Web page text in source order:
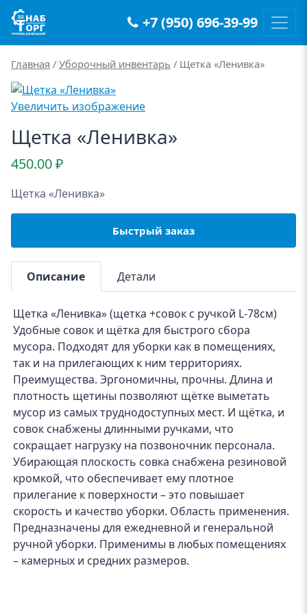
Main Navigation +7 (950) 696-39-99
Главная / Уборочный инвентарь / Щетка «Ленивка»
Увеличить изображение
Щетка «Ленивка»
450.00₽
Щетка «Ленивка»
Быстрый заказ
Описание Детали
Щетка «Ленивка» (щетка +совок с ручкой L-78см)
Удобные совок и щётка для быстрого сбора
мусора. Подходят для уборки как в помещениях,
так и на прилегающих к ним территориях.
Преимущества. Эргономичны, прочны. Длина и
плотность щетины позволяют щётке выметать
мусор из самых труднодоступных мест. И щётка, и
совок снабжены длинными ручками, что
сокращает нагрузку на позвоночник персонала.
Убирающая плоскость совка снабжена резиновой
кромкой, что обеспечивает ему плотное
прилегание к поверхности – это повышает
скорость и качество уборки. Область применения.
Предназначены для ежедневной и генеральной
ручной уборки. Применимы в любых помещениях
– камерных и средних размеров.